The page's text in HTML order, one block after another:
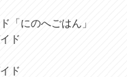
「にのへごはん」
ド
ド